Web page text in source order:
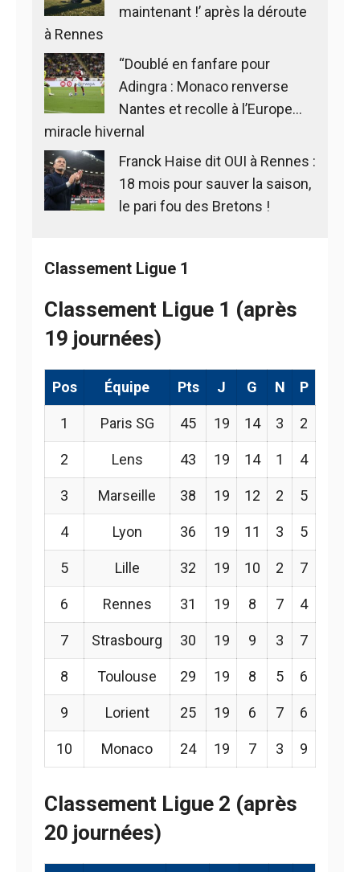
maintenant !’ après la déroute
à Rennes
“Doublé en fanfare pour
Adingra : Monaco renverse
Nantes et recolle à l’Europe…
miracle hivernal
Franck Haise dit OUI à Rennes :
18 mois pour sauver la saison,
le pari fou des Bretons !
Classement Ligue 1
Classement Ligue 1 (après
19 journées)
Pos Équipe Pts J G N P
1 Paris SG 45 19 14 3 2
2 Lens 43 19 14 1 4
3 Marseille 38 19 12 2 5
4 Lyon 36 19 11 3 5
5 Lille 32 19 10 2 7
6 Rennes 31 19 8 7 4
7 Strasbourg 30 19 9 3 7
8 Toulouse 29 19 8 5 6
9 Lorient 25 19 6 7 6
10 Monaco 24 19 7 3 9
Classement Ligue 2 (après
20 journées)